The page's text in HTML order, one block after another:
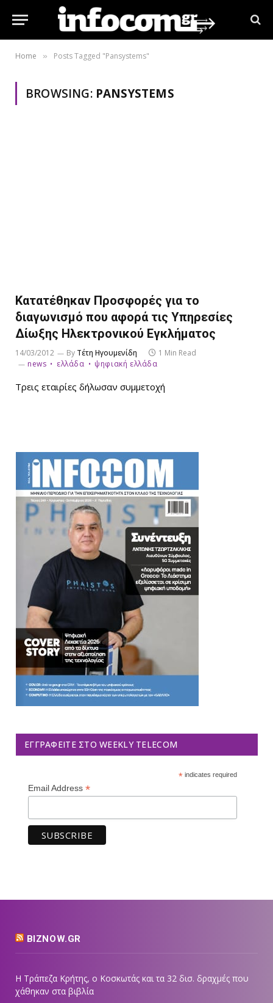
Home » Posts Tagged "Pansystems"
BROWSING: PANSYSTEMS
Κατατέθηκαν Προσφορές για το
διαγωνισμό που αφορά τις Υπηρεσίες
Δίωξης Ηλεκτρονικού Εγκλήματος
14/03/2012 By Τέτη Ηγουμενίδη
1 Min Read
news
ελλάδα ψηφιακή ελλάδα
Τρεις εταιρίες δήλωσαν συμμετοχή
ΕΓΓΡΑΦΕΊΤΕ ΣΤΟ WEEKLY TELECOM
*indicates required
Email Address *
BIZNOW.GR
Η Τράπεζα Κρήτης, ο Κοσκωτάς και τα 32 δισ. δραχμές που
χάθηκαν στα βιβλία